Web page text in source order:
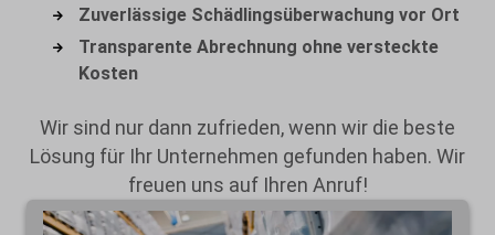
Zuverlässige Schädlingsüberwachung vor Ort
Transparente Abrechnung ohne versteckte
Kosten
Wir sind nur dann zufrieden, wenn wir die beste
Lösung für Ihr Unternehmen gefunden haben. Wir
freuen uns auf Ihren Anruf!